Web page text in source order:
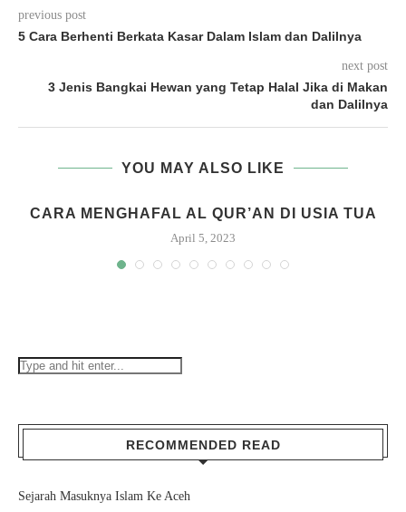
previous post
5 Cara Berhenti Berkata Kasar Dalam Islam dan Dalilnya
next post
3 Jenis Bangkai Hewan yang Tetap Halal Jika di Makan
dan Dalilnya
YOU MAY ALSO LIKE
CARA MENGHAFAL AL QUR’AN DI USIA TUA
April 5, 2023
RECOMMENDED READ
Sejarah Masuknya Islam Ke Aceh